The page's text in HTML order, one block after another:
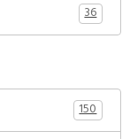
36
150